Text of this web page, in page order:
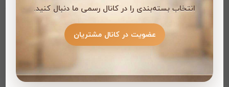
در خرید عمده، امکان کاهش هزینه‌ها و تخفیف ویژه وجود دارد؛
برای اطلاع بیشتر با پشتیبانی تماس بگیرید.
نحوه ارسال
انتخاب بسته‌بندی را در کانال رسمی ما دنبال کنید.
عضویت در کانال مشتریان